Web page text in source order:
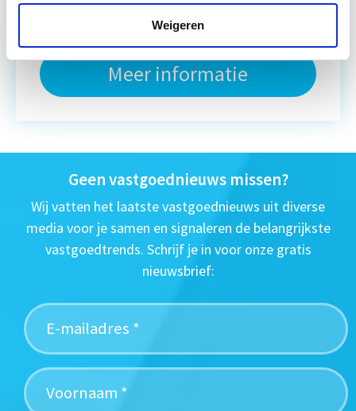
Weigeren
di 22 sep 2026 - Utrecht
Meer informatie
Geen vastgoednieuws missen?
Wij vatten het laatste vastgoednieuws uit diverse
media voor je samen en signaleren de belangrijkste
vastgoedtrends. Schrijf je in voor onze gratis
nieuwsbrief: